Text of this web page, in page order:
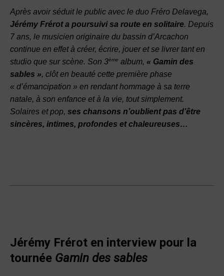
Après avoir séduit le public avec le duo Fréro Delavega,
Jérémy Frérot a poursuivi sa route en solitaire. Depuis
7 ans, le musicien originaire du bassin d’Arcachon
continue en effet à créer, écrire, jouer et se livrer tant en
studio que sur scène. Son 3ème album, « Gamin des
sables », clôt en beauté cette première phase
« d’émancipation » en rendant hommage à sa terre
natale, à son enfance et à la vie, tout simplement.
Solaires et pop, ses chansons n’oublient pas d’être
sincères, intimes, profondes et chaleureuses…
Jérémy Frérot en interview pour la
tournée Gamin des sables